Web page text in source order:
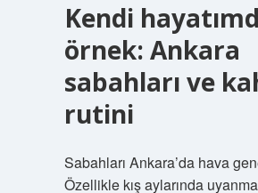
Kendi
örnek: Ankara
sabahları ve
rutini
Sabahları Ankara’da hava
Özellikle kış aylarında